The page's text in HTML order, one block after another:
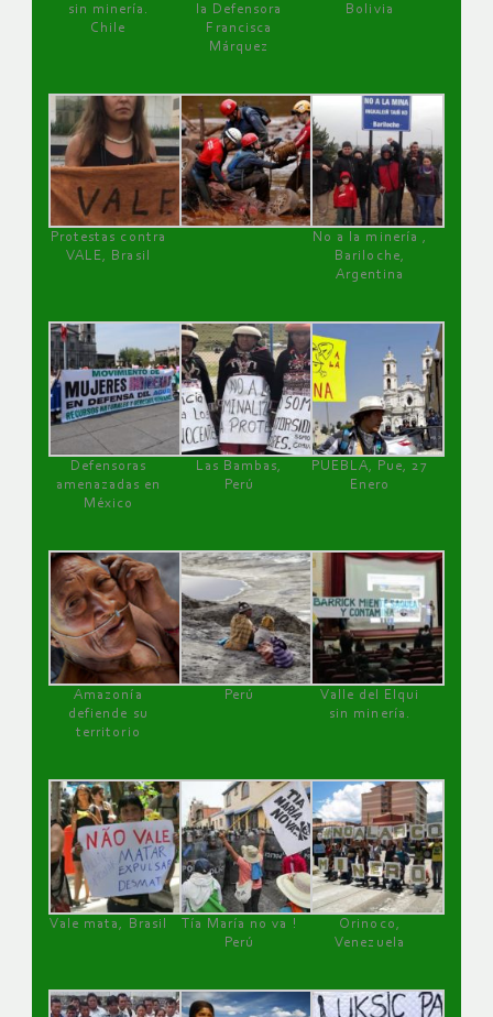
sin minería.
Chile
la Defensora
Francisca
Márquez
Bolivia
Protestas contra
VALE, Brasil
No a la minería ,
Bariloche,
Argentina
Defensoras
amenazadas en
México
Las Bambas,
Perú
PUEBLA, Pue, 27
Enero
Amazonía
defiende su
territorio
Perú
Valle del Elqui
sin minería.
Vale mata, Brasil
Tía María no va !
Perú
Orinoco,
Venezuela